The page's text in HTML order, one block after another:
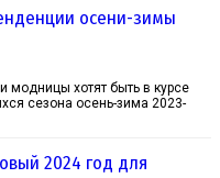
осени-зимы
модницы хотят быть в курсе
сезона осень-зима 2023-
2024 год для